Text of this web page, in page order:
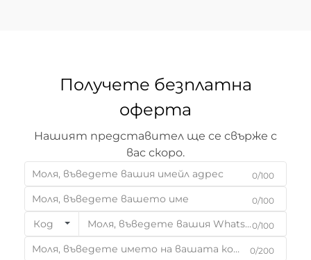
Получете безплатна
оферта
Нашият представител ще се свърже с
вас скоро.
0/100
0/100
Код 0/100
0/200